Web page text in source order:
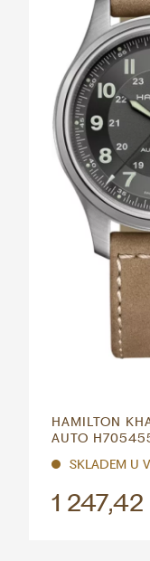
HAMILTON
AUTO
SKLADEM U
1